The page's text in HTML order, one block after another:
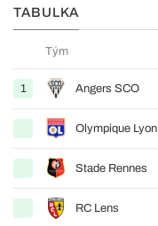
TABULKA
Tým
1 Angers SCO
Olympique Lyon
Stade Rennes
RC Lens